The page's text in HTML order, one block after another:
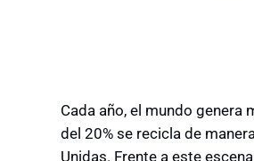
Cada año, el mundo
del 20% se recicla de
Unidas. Frente a este